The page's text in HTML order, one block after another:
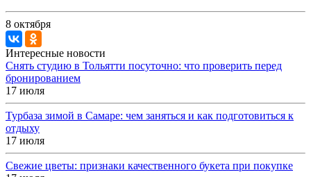
8 октября
Интересные новости
Снять студию в Тольятти посуточно: что проверить перед
бронированием
17 июля
Турбаза зимой в Самаре: чем заняться и как подготовиться к
отдыху
17 июля
Свежие цветы: признаки качественного букета при покупке